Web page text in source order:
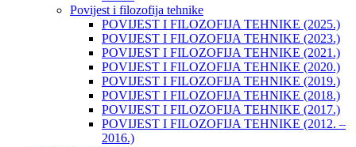
Povijest i filozofija tehnike
POVIJEST I FILOZOFIJA TEHNIKE (2025.)
POVIJEST I FILOZOFIJA TEHNIKE (2023.)
POVIJEST I FILOZOFIJA TEHNIKE (2021.)
POVIJEST I FILOZOFIJA TEHNIKE (2020.)
POVIJEST I FILOZOFIJA TEHNIKE (2019.)
POVIJEST I FILOZOFIJA TEHNIKE (2018.)
POVIJEST I FILOZOFIJA TEHNIKE (2017.)
POVIJEST I FILOZOFIJA TEHNIKE (2012. –
2016.)